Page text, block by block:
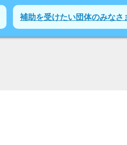
補助を受けたい団体のみなさ